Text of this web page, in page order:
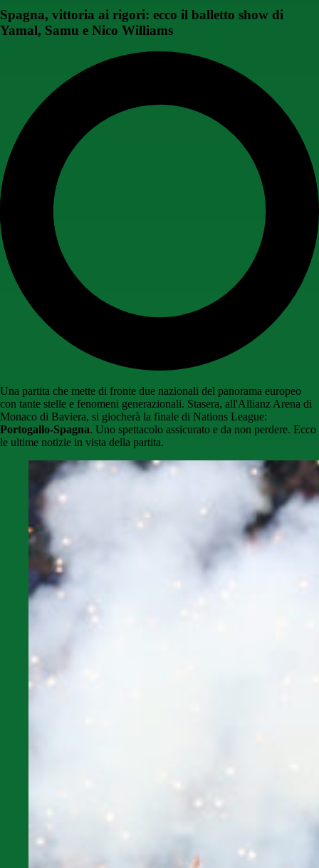
Spagna, vittoria ai rigori: ecco il balletto show di
Yamal, Samu e Nico Williams
Una partita che mette di fronte due nazionali del panorama europeo
con tante stelle e fenomeni generazionali. Stasera, all'Allianz Arena di
Monaco di Baviera, si giocherà la finale di Nations League:
Portogallo-Spagna. Uno spettacolo assicurato e da non perdere. Ecco
le ultime notizie in vista della partita.